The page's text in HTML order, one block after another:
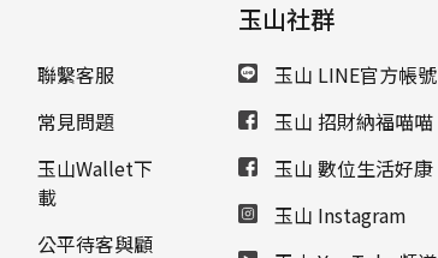
融服務。 玉山銀行數位旗艦分行以3i體驗為核
心，透過結合智能(intelligence)、互動
(interaction)及整合(integration)的科技應
用與流程設計，提供各項優質的金融服務，包
含人工智慧機器人「小i」、線上預約服務、企
業專櫃、開戶專櫃、便捷金融區及視訊櫃員機
VTM等。在迎賓櫃檯區的機器人「小i」，廣
受顧客喜愛，尤其是運用人工智慧(AI)與大數
據，能夠提供顧客專業的金融諮詢與生動有趣
的互動體驗。「線上預約服務」是透過玉山銀
聯繫客服
常見問題
玉山Wallet下
載
公平待客與顧
玉山社群
玉山 LINE官方帳號
玉山 招財納福喵喵
玉山 數位生活好康
玉山 Instagram